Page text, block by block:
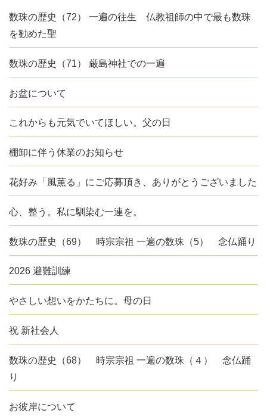
数珠の歴史（72） 一遍の往生 仏教祖師の中で最も数珠
を勧めた聖
数珠の歴史（71） 厳島神社での一遍
お盆について
これからも元気でいてほしい。父の日
棚卸に伴う休業のお知らせ
花好み「風薫る」にご応募頂き、ありがとうございました
心、整う。私に馴染む一連を。
数珠の歴史（69） 時宗宗祖 一遍の数珠（5） 念仏踊り
2026 避難訓練
やさしい想いをかたちに。母の日
祝 新社会人
数珠の歴史（68） 時宗宗祖 一遍の数珠（４） 念仏踊
り
お彼岸について